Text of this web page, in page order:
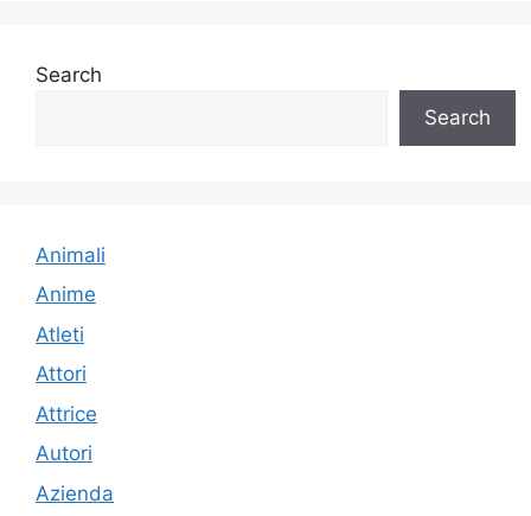
Search
Search
Animali
Anime
Atleti
Attori
Attrice
Autori
Azienda